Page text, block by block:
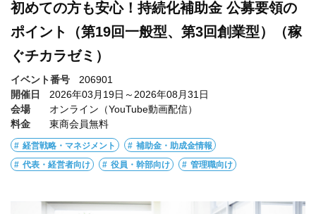
初めての方も安心！持続化補助金 公募要領の
ポイント（第19回一般型、第3回創業型）（稼
ぐチカラゼミ）
イベント番号
206901
開催日
2026年03月19日～2026年08月31日
会場
オンライン（YouTube動画配信）
料金
東商会員無料
経営戦略・マネジメント 補助金・助成金情報
代表・経営者向け 役員・幹部向け 管理職向け